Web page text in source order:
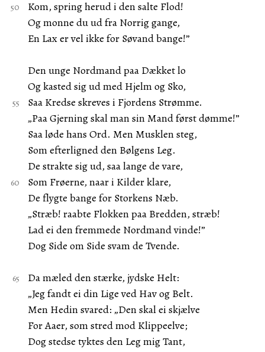
Kom, spring herud i den salte Flod!
Og monne du ud fra Norrig gange,
En Lax er vel ikke for Søvand bange!”
Den unge Nordmand paa Dækket lo
Og kasted sig ud med Hjelm og Sko,
Saa Kredse skreves i Fjordens Strømme.
„Paa Gjerning skal man sin Mand først dømme!”
Saa løde hans Ord. Men Musklen steg,
Som efterligned den Bølgens Leg.
De strakte sig ud, saa lange de vare,
Som Frøerne, naar i Kilder klare,
De flygte bange for Storkens Næb.
„Stræb! raabte Flokken paa Bredden, stræb!
Lad ei den fremmede Nordmand vinde!”
Dog Side om Side svam de Tvende.
Da mæled den stærke, jydske Helt:
„Jeg fandt ei din Lige ved Hav og Belt.
Men Hedin svared: „Den skal ei skjælve
For Aaer, som stred mod Klippeelve;
Dog stedse tyktes den Leg mig Tant,